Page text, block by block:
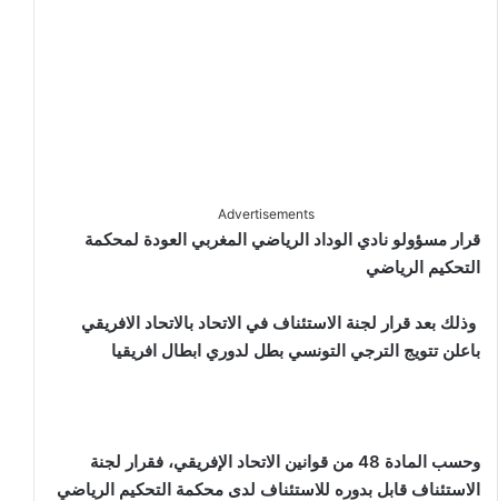
Advertisements
قرار مسؤولو نادي الوداد الرياضي المغربي العودة لمحكمة
التحكيم الرياضي
وذلك بعد قرار لجنة الاستئناف في الاتحاد بالاتحاد الافريقي
باعلن تتويج الترجي التونسي بطل لدوري ابطال افريقيا
وحسب المادة 48 من قوانين الاتحاد الإفريقي، فقرار لجنة
الاستئناف قابل بدوره للاستئناف لدى محكمة التحكيم الرياضي